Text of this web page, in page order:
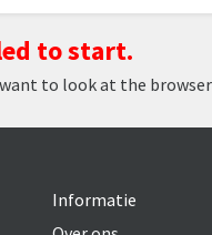
to start.
to look at the
Informatie